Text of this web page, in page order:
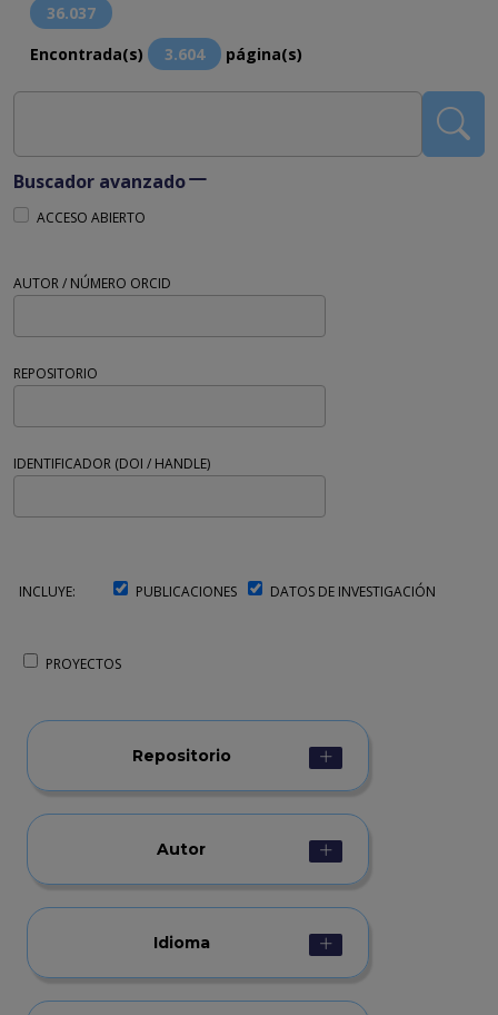
36.037
Encontrada(s)
3.604 página(s)
Buscador avanzado
ACCESO ABIERTO
AUTOR / NÚMERO ORCID
REPOSITORIO
IDENTIFICADOR (DOI / HANDLE)
PROYECTOS
INCLUYE: PUBLICACIONES DATOS DE INVESTIGACIÓN
Repositorio
Autor
Idioma